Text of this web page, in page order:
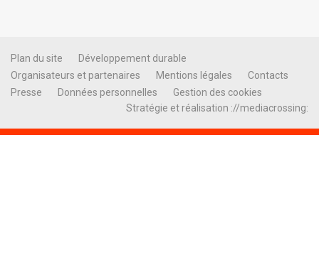
Plan du site
Développement durable
Organisateurs et partenaires
Mentions légales
Contacts
Presse
Données personnelles
Gestion des cookies
Stratégie et réalisation ://mediacrossing: